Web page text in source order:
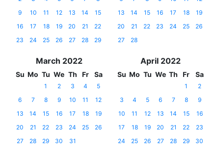
9
10 11 12 13 14
15
16
17 18 19 20 21
22
23
24 25 26 27 28 29
13
14 15 16 17 18
19
20
21 22 23 24 25
26
27
28
March 2022
Su Mo Tu We Th Fr Sa
1 2 3 4
5
6
7 8 9 10 11
12
13
14 15 16 17 18
19
20
21 22 23 24 25
26
27
28 29 30 31
April 2022
Su Mo Tu We Th Fr Sa
1
2
3
4 5 6 7 8
9
10
11 12 13 14 15
16
17
18 19 20 21 22
23
24
25 26 27 28 29 30